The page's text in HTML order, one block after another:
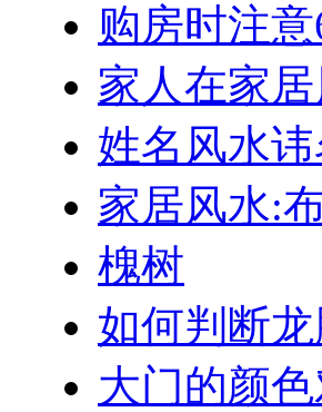
购房时注
家人在家
姓名风水
家居风水:
槐树
如何判断
大门的颜